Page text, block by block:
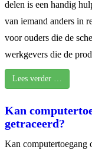
delen is een handig
van iemand anders in
voor ouders die de
werkgevers die de
Lees verder …
Kan
getraceerd?
Kan computertoegang